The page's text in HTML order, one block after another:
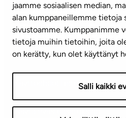
jaamme sosiaalisen median,
alan kumppaneillemme tietoja
sivustoamme. Kumppanimme
tietoja muihin tietoihin, joita
on kerätty, kun olet käyttänyt
Salli kaikki
Tilaa uutiskirje
Tietosuojaseloste